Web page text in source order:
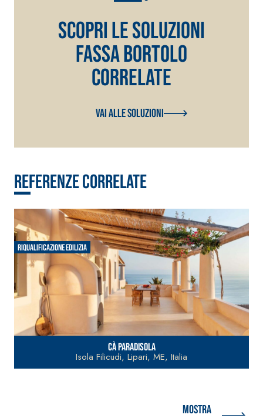
scopri le soluzioni
fassa bortolo
correlate
Vai alle soluzioni
Referenze correlate
Riqualificazione edilizia
Cà Paradisola
Isola Filicudi, Lipari, ME, Italia
Mostra